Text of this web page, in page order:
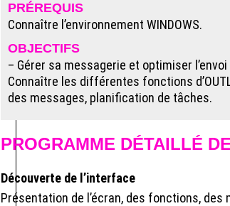
PRÉREQUIS
Connaître l’environnement WINDOWS.
OBJECTIFS
– Gérer sa messagerie et optimiser
Connaître les différentes fonctions
des messages, planification de tâches.
PROGRAMME DÉTAILLÉ
Découverte de l’interface
Présentation de l’écran, des fonctions, des